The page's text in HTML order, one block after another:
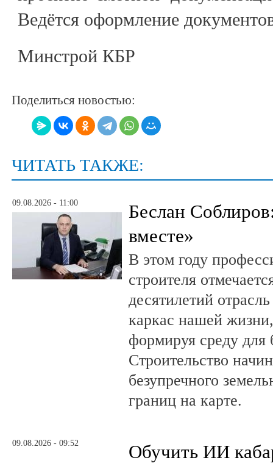
Ведётся оформление
Минстрой КБР
Поделиться новостью:
ЧИТАТЬ ТАКЖЕ:
09.08.2026 - 11:00
Беслан
вместе»
В этом году
строителя
десятилетий
каркас нашей
формируя среду
Строительство
безупречного
границ на карте.
09.08.2026 - 09:52 Обучить ИИ